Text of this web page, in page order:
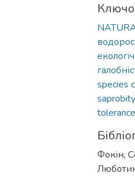
species
saprobity
tolerance
Фокін,